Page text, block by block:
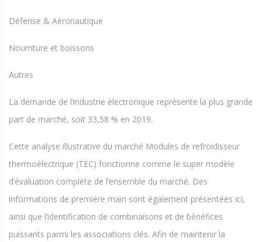
Défense & Aéronautique
Nourriture et boissons
Autres
La demande de l’industrie électronique représente la plus grande
part de marché, soit 33,58 % en 2019.
Cette analyse illustrative du marché Modules de refroidisseur
thermoélectrique (TEC) fonctionne comme le super modèle
d’évaluation complète de l’ensemble du marché. Des
informations de première main sont également présentées ici,
ainsi que l’identification de combinaisons et de bénéfices
puissants parmi les associations clés. Afin de maintenir la